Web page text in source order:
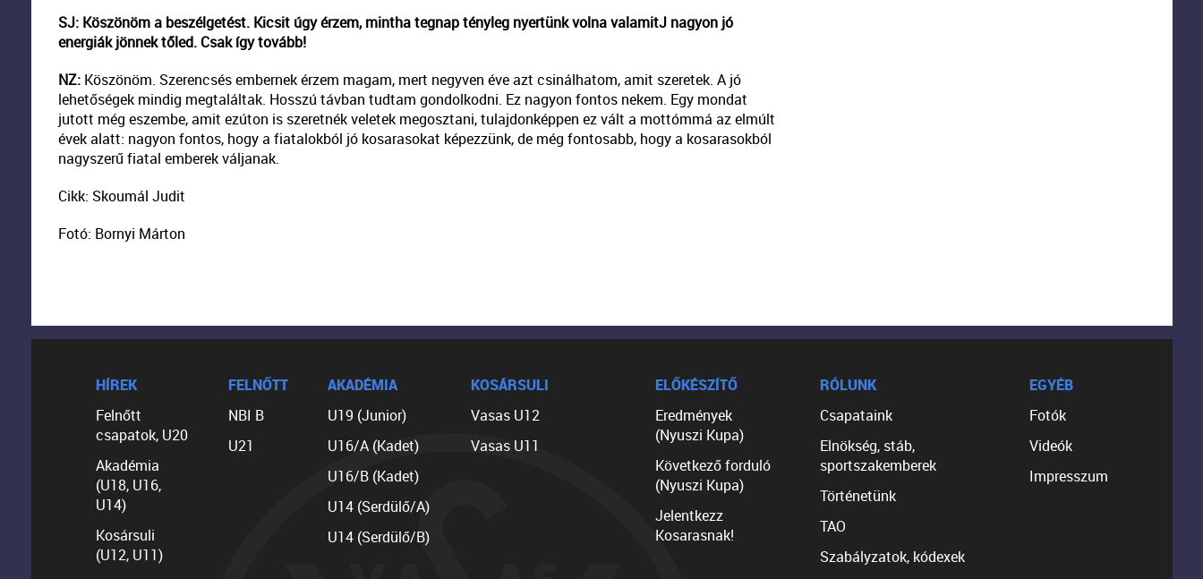
SJ: Köszönöm a beszélgetést. Kicsit úgy érzem, mintha tegnap tényleg nyertünk volna valamitJnagyon jó
energiák jönnek tőled. Csak így tovább!
NZ:Köszönöm. Szerencsés embernek érzem magam, mert negyven éve azt csinálhatom, amit szeretek. A jó
lehetőségek mindig megtaláltak. Hosszú távban tudtam gondolkodni. Ez nagyon fontos nekem. Egy mondat
jutott még eszembe, amit ezúton is szeretnék veletek megosztani, tulajdonképpen ez vált a mottómmá az elmúlt
évek alatt: nagyon fontos, hogy a fiatalokból jó kosarasokat képezzünk, de még fontosabb, hogy a kosarasokból
nagyszerű fiatal emberek váljanak.
Cikk: Skoumál Judit
Fotó: Bornyi Márton
HÍREK
Felnőtt
csapatok, U20
Akadémia
(U18, U16,
U14)
Kosársuli
(U12, U11)
FELNŐTT
NBI B
U21
AKADÉMIA
U19 (Junior)
U16/A (Kadet)
U16/B (Kadet)
U14 (Serdülő/A)
U14 (Serdülő/B)
KOSÁRSULI
Vasas U12
Vasas U11
ELŐKÉSZÍTŐ
Eredmények
(Nyuszi Kupa)
Következő forduló
(Nyuszi Kupa)
Jelentkezz
Kosarasnak!
RÓLUNK
Csapataink
Elnökség, stáb,
sportszakemberek
Történetünk
TAO
Szabályzatok, kódexek
EGYÉB
Fotók
Videók
Impresszum